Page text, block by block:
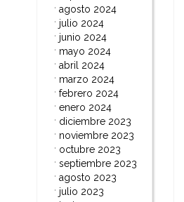
agosto 2024
julio 2024
junio 2024
mayo 2024
abril 2024
marzo 2024
febrero 2024
enero 2024
diciembre 2023
noviembre 2023
octubre 2023
septiembre 2023
agosto 2023
julio 2023